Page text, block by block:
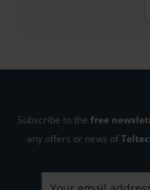
Subscribe to the free
any offers or news of